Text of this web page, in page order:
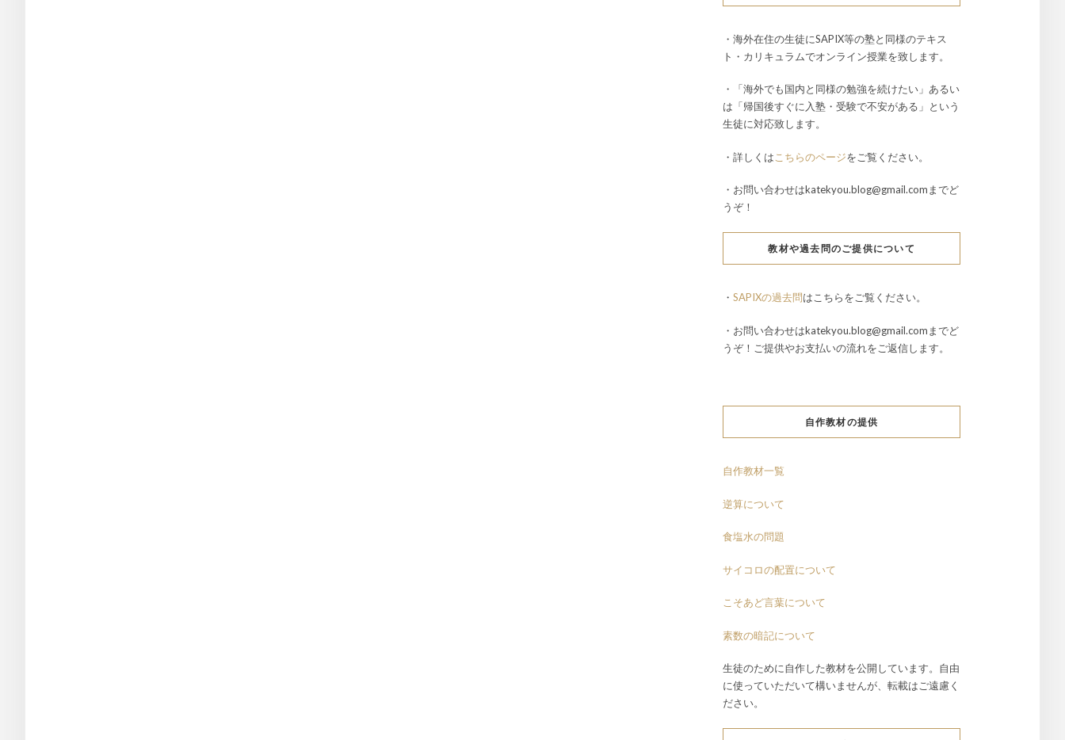
・海外在住の生徒にSAPIX等の塾と同様のテキス
ト・カリキュラムでオンライン授業を致します。
・「海外でも国内と同様の勉強を続けたい」あるい
は「帰国後すぐに入塾・受験で不安がある」という
生徒に対応致します。
・詳しくは こちらのページをご覧ください。
・お問い合わせはkatekyou.blog@gmail.comまでど
うぞ！
教材や過去問のご提供について
・ SAPIXの過去問はこちらをご覧ください。
・お問い合わせはkatekyou.blog@gmail.comまでど
うぞ！ご提供やお支払いの流れをご返信します。
自作教材の提供
自作教材一覧
逆算について
食塩水の問題
サイコロの配置について
こそあど言葉について
素数の暗記について
生徒のために自作した教材を公開しています。自由
に使っていただいて構いませんが、転載はご遠慮く
ださい。